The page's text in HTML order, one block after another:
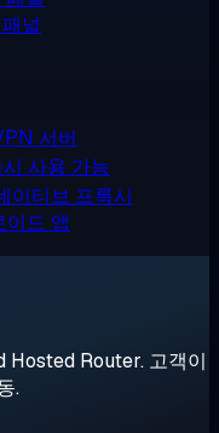
널
서버
사용 가능
이티브 프록시
드 앱
Hosted Router. 고객이
.